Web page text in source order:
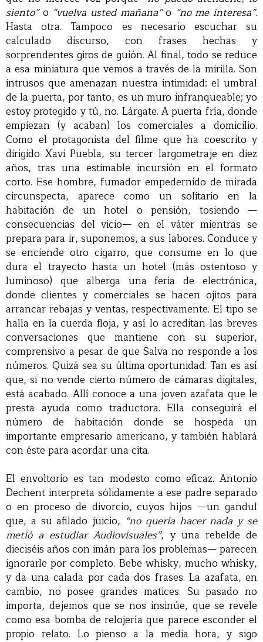
siento”o “vuelva usted mañana”o “no me interesa”.
Hasta otra. Tampoco es necesario escuchar su
calculado discurso, con frases hechas y
sorprendentes giros de guión. Al final, todo se reduce
a esa miniatura que vemos a través de la mirilla. Son
intrusos que amenazan nuestra intimidad: el umbral
de la puerta, por tanto, es un muro infranqueable; yo
estoy protegido y tú, no. Lárgate. A puerta fría, donde
empiezan (y acaban) los comerciales a domicilio.
Como el protagonista del filme que ha coescrito y
dirigido Xavi Puebla, su tercer largometraje en diez
años, tras una estimable incursión en el formato
corto. Ese hombre, fumador empedernido de mirada
circunspecta, aparece como un solitario en la
habitación de un hotel o pensión, tosiendo —
consecuencias del vicio— en el váter mientras se
prepara para ir, suponemos, a sus labores. Conduce y
se enciende otro cigarro, que consume en lo que
dura el trayecto hasta un hotel (más ostentoso y
luminoso) que alberga una feria de electrónica,
donde clientes y comerciales se hacen ojitos para
arrancar rebajas y ventas, respectivamente. El tipo se
halla en la cuerda floja, y así lo acreditan las breves
conversaciones que mantiene con su superior,
comprensivo a pesar de que Salva no responde a los
números. Quizá sea su última oportunidad. Tan es así
que, si no vende cierto número de cámaras digitales,
está acabado. Allí conoce a una joven azafata que le
presta ayuda como traductora. Ella conseguirá el
número de habitación donde se hospeda un
importante empresario americano, y también hablará
con éste para acordar una cita.
El envoltorio es tan modesto como eficaz. Antonio
Dechent interpreta sólidamente a ese padre separado
o en proceso de divorcio, cuyos hijos —un gandul
que, a su afilado juicio, “no quería hacer nada y se
metió a estudiar Audiovisuales”, y una rebelde de
dieciséis años con imán para los problemas— parecen
ignorarle por completo. Bebe whisky, mucho whisky,
y da una calada por cada dos frases. La azafata, en
cambio, no posee grandes matices. Su pasado no
importa, dejemos que se nos insinúe, que se revele
como esa bomba de relojería que parece esconder el
propio relato. Lo pienso a la media hora, y sigo